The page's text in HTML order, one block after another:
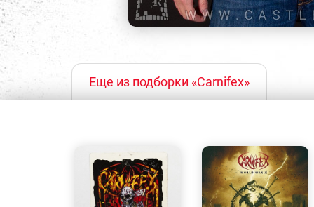
Еще из подборки «Carnifex»